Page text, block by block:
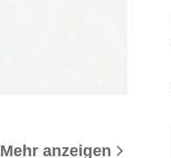
Mehr anzeigen